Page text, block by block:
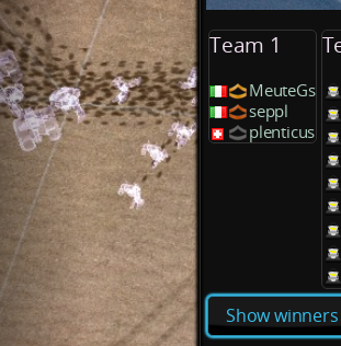
Team 1
MeuteGs
seppl
plenticus
Show winners